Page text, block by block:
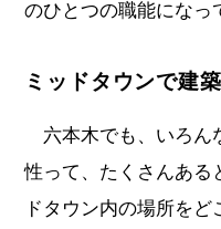
のひとつの職能になっ
ミッドタウンで建
六本木でも、いろん
性って、たくさんある
ドタウン内の場所を